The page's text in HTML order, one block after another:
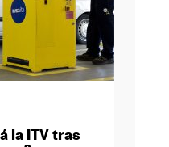
la ITV tras